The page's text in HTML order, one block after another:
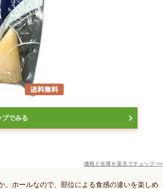
プでみる
価格と在庫を楽天でチェック >>
。ホールなので、部位による食感の違いを楽しめ